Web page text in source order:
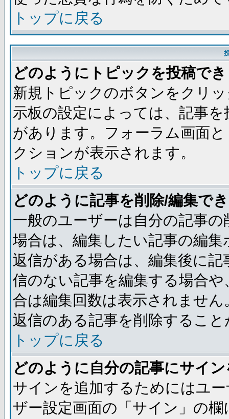
トップに戻る
どのようにトピックを投稿で
新規トピックのボタンをクリ
示板の設定によっては、記事
があります。フォーラム画面
クションが表示されます。
トップに戻る
どのように記事を削除/編集で
一般のユーザーは自分の記事
場合は、編集したい記事の編
返信がある場合は、編集後に
信のない記事を編集する場合
合は編集回数は表示されませ
返信のある記事を削除するこ
トップに戻る
どのように自分の記事にサイ
サインを追加するためにはユ
ザー設定画面の「サイン」の